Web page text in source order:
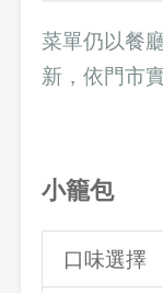
菜單仍以餐
新，依門市
小籠包
口味選擇